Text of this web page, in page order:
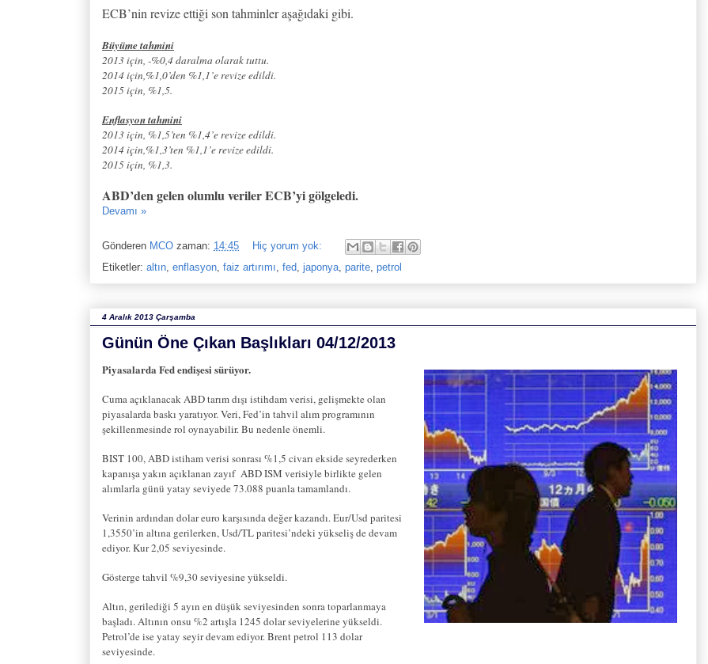
ECB’nin revize ettiği son tahminler aşağıdaki gibi.
Büyüme tahmini
2013 için, -%0,4 daralma olarak tuttu.
2014 için,%1,0’den %1,1’e revize edildi.
2015 için, %1,5.
Enflasyon tahmini
2013 için, %1,5’ten %1,4’e revize edildi.
2014 için,%1,3’ten %1,1’e revize edildi.
2015 için, %1,3.
ABD’den gelen olumlu veriler ECB’yi gölgeledi.
Devamı »
Gönderen MCO zaman: 14:45
Hiç yorum yok:
Etiketler: altın enflasyon faiz artırımı fed japonya parite petrol
4 Aralık 2013 Çarşamba
Günün Öne Çıkan Başlıkları 04/12/2013
Piyasalarda Fed endişesi sürüyor.
Cuma açıklanacak ABD tarım dışı istihdam verisi, gelişmekte olan
piyasalarda baskı yaratıyor. Veri, Fed’in tahvil alım programının
şekillenmesinde rol oynayabilir. Bu nedenle önemli.
BIST 100, ABD istiham verisi sonrası %1,5 civarı ekside seyrederken
kapanışa yakın açıklanan zayıf ABD ISM verisiyle birlikte gelen
alımlarla günü yatay seviyede 73.088 puanla tamamlandı.
Verinin ardından dolar euro karşısında değer kazandı. Eur/Usd paritesi
1,3550’in altına gerilerken, Usd/TL paritesi’ndeki yükseliş de devam
ediyor. Kur 2,05 seviyesinde.
Gösterge tahvil %9,30 seviyesine yükseldi.
Altın, gerilediği 5 ayın en düşük seviyesinden sonra toparlanmaya
başladı. Altının onsu %2 artışla 1245 dolar seviyelerine yükseldi.
Petrol’de ise yatay seyir devam ediyor. Brent petrol 113 dolar
seviyesinde.